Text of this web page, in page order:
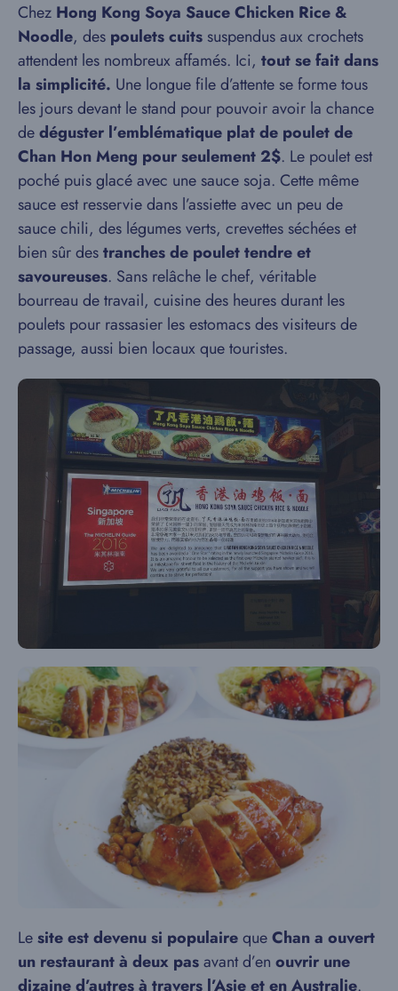
Chez Hong Kong Soya Sauce Chicken Rice &
Noodle, des poulets cuits suspendus aux crochets
attendent les nombreux affamés. Ici, tout se fait dans
la simplicité. Une longue file d’attente se forme tous
les jours devant le stand pour pouvoir avoir la chance
dedéguster l’emblématique plat de poulet de
Chan Hon Meng pour seulement 2$. Le poulet est
poché puis glacé avec une sauce soja. Cette même
sauce est resservie dans l’assiette avec un peu de
sauce chili, des légumes verts, crevettes séchées et
bien sûr destranches de poulet tendre et
savoureuses. Sans relâche le chef, véritable
bourreau de travail, cuisine des heures durant les
poulets pour rassasier les estomacs des visiteurs de
passage, aussi bien locaux que touristes.
Lesite est devenu si populairequeChan a ouvert
un restaurant à deux pasavant d’en ouvrir une
dizaine d’autres à travers l’Asie et en Australie.